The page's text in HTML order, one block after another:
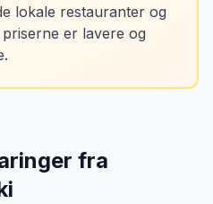
lokale restauranter og
er lavere og
fra